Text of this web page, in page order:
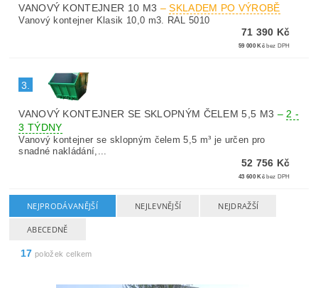
VANOVÝ KONTEJNER 10 M3 –SKLADEM PO VÝROBĚ
Vanový kontejner Klasik 10,0 m3. RAL 5010
71 390 Kč
59 000 Kč bez DPH
3.
VANOVÝ KONTEJNER SE SKLOPNÝM ČELEM 5,5 M3 – 2 -
3 TÝDNY
Vanový kontejner se sklopným čelem 5,5 m³ je určen pro
snadné nakládání,...
52 756 Kč
43 600 Kč bez DPH
NEJPRODÁVANĚJŠÍ NEJLEVNĚJŠÍ NEJDRAŽŠÍ
ABECEDNĚ
17 položek celkem